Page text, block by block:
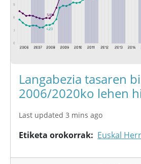
Langabezia tasaren
2006/2020ko lehen
Last updated 3 mins ago
Etiketa orokorrak Euskal